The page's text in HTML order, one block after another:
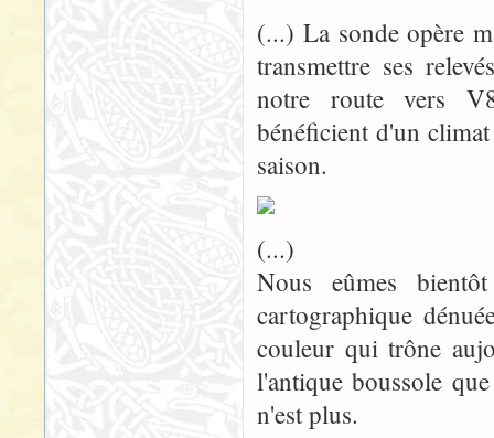
(...) La sonde opère
transmettre ses
notre route vers
bénéficient d'un
saison.
(...)
Nous eûmes
cartographique
couleur qui trône
l'antique boussole
n'est plus.